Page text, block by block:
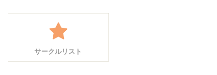
サークルリスト